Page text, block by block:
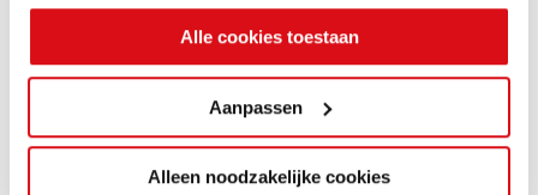
Alle cookies toestaan
Aanpassen
Alleen noodzakelijke cookies